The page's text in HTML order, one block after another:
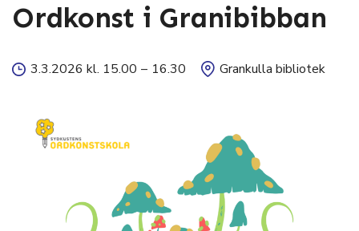
Ordkonst i Granibibban
3.3.2026 kl. 15.00 – 16.30 Grankulla bibliotek